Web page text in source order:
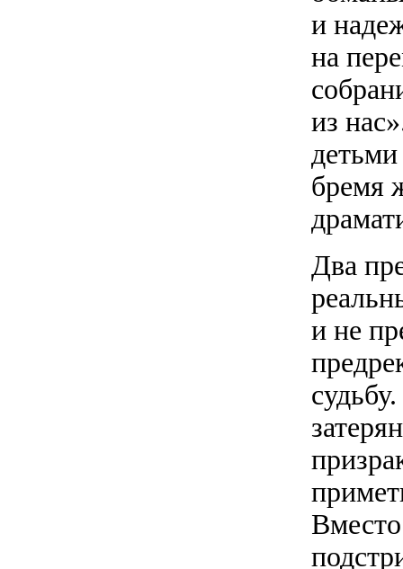
и
на
из
бремя
Два
и не